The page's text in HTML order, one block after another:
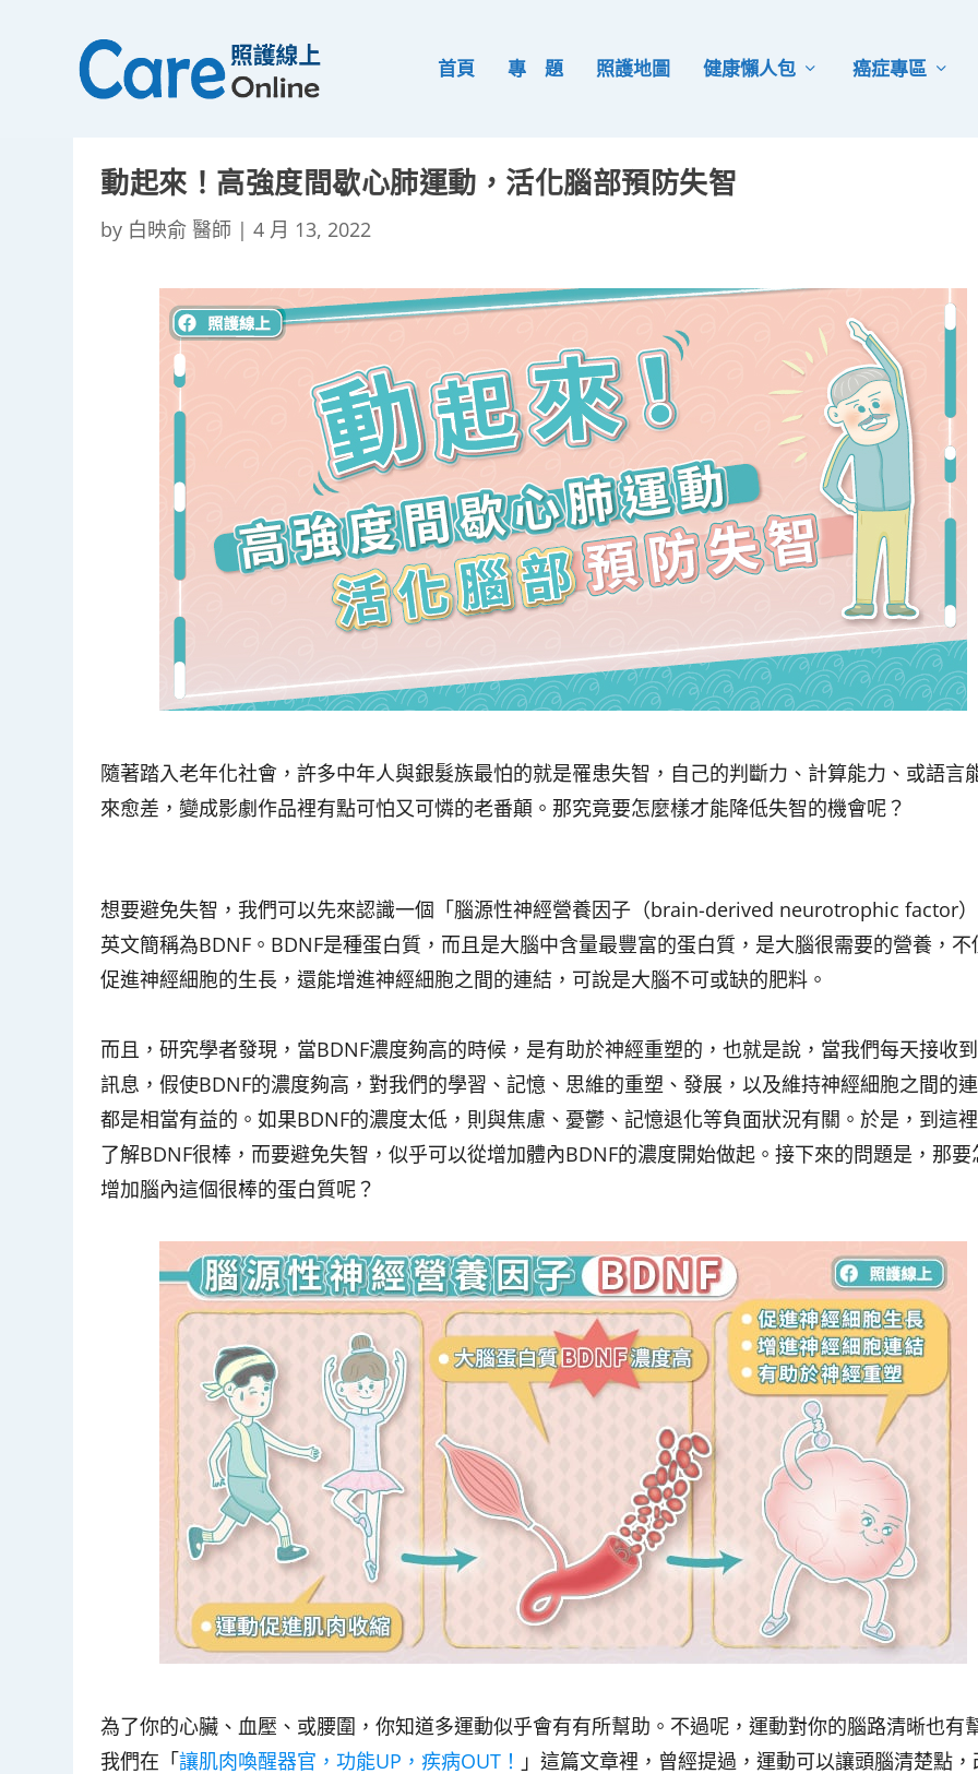
首頁 專 題 照護地圖 健康懶人包 癌症專區
動起來！高強度間歇心肺運動，活化腦部預防失智
by 白映俞 醫師 |4 月 13, 2022
隨著踏入老年化社會，許多中年人與銀髮族最怕的就是罹患失智，自己的判斷力、計算能力、或語言
來愈差，變成影劇作品裡有點可怕又可憐的老番顛。那究竟要怎麼樣才能降低失智的機會呢？
想要避免失智，我們可以先來認識一個「腦源性神經營養因子（brain-derived neurotrophic factor
英文簡稱為BDNF。BDNF是種蛋白質，而且是大腦中含量最豐富的蛋白質，是大腦很需要的營養，不
促進神經細胞的生長，還能增進神經細胞之間的連結，可說是大腦不可或缺的肥料。
而且，研究學者發現，當BDNF濃度夠高的時候，是有助於神經重塑的，也就是說，當我們每天接收
訊息，假使BDNF的濃度夠高，對我們的學習、記憶、思維的重塑、發展，以及維持神經細胞之間的
都是相當有益的。如果BDNF的濃度太低，則與焦慮、憂鬱、記憶退化等負面狀況有關。於是，到這
了解BDNF很棒，而要避免失智，似乎可以從增加體內BDNF的濃度開始做起。接下來的問題是，那要
增加腦內這個很棒的蛋白質呢？
為了你的心臟、血壓、或腰圍，你知道多運動似乎會有有所幫助。不過呢，運動對你的腦路清晰也有
我們在「讓肌肉喚醒器官，功能UP，疾病OUT！ 」這篇文章裡，曾經提過，運動可以讓頭腦清楚點